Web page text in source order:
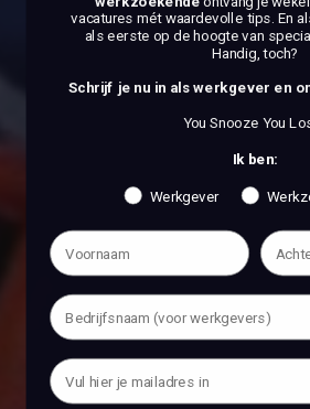
vacatures mét waardevolle tips. En
als eerste op de hoogte van
Handig, toch?
Schrijf je nu in als werkgever en
You Snooze You
Ik ben:
Werkgever